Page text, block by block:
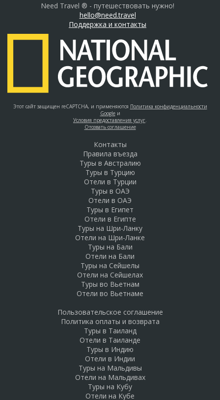
Need Travel ® - путешествовать нужно!
hello@need.travel
Поддержка и контакты
Этот сайт защищен reCAPTCHA, и применяются Политика конфиденциальности
Googleи
Условия предоставления услуг.
Отозвать соглашение
Контакты
Правила въезда
Туры в Австралию
Туры в Турцию
Отели в Турции
Туры в ОАЭ
Отели в ОАЭ
Туры в Египет
Отели в Египте
Туры на Шри-Ланку
Отели на Шри-Ланке
Туры на Бали
Отели на Бали
Туры на Сейшелы
Отели на Сейшелах
Туры во Вьетнам
Отели во Вьетнаме
Пользовательское соглашение
Политика оплаты и возврата
Туры в Таиланд
Отели в Таиланде
Туры в Индию
Отели в Индии
Туры на Мальдивы
Отели на Мальдивах
Туры на Кубу
Отели на Кубе